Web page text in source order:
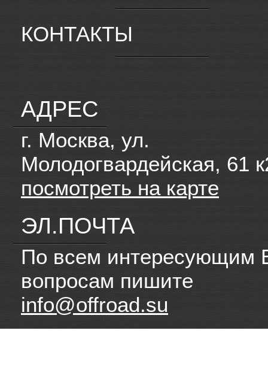
КОНТАКТЫ
АДРЕС
г. Москва, ул.
Молодогвардейская, 61
посмотреть на карте
ЭЛ.ПОЧТА
По всем интересующим
вопросам пишите
info@offroad.su